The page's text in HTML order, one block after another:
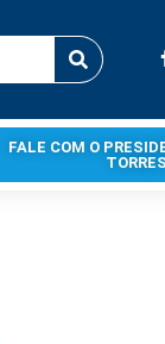
FALE COM O
TORRES